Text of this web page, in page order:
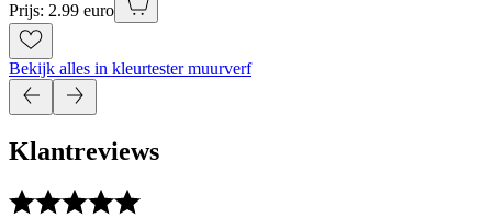
Prijs: 2.99 euro
Bekijk alles in kleurtester muurverf
Klantreviews